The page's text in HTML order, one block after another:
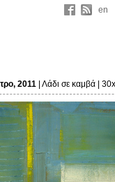
en
2011 | Λάδι σε καμβά |